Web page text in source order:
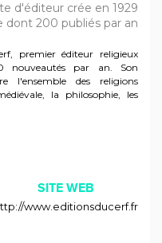
d'éditeur crée en 1929
dont 200 publiés par an
premier éditeur religieux
nouveautés par an. Son
l'ensemble des religions
la philosophie, les
SITE WEB
www.editionsducerf.fr